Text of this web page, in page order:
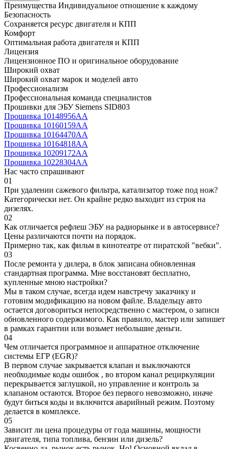
Преимущества Индивидуальное отношение к каждому
Безопасность
Сохраняется ресурс двигателя и КПП
Комфорт
Оптимальная работа двигателя и КПП
Лицензия
Лицензионное ПО и оригинальное оборудование
Широкий охват
Широкий охват марок и моделей авто
Профессионализм
Профессиональная команда специалистов
Прошивки для ЭБУ Siemens SID803
Прошивка 10148956AA
Прошивка 10160159AA
Прошивка 10164470AA
Прошивка 10164818AA
Прошивка 10209172AA
Прошивка 10228304AA
Нас часто спрашивают
01
При удалении сажевого фильтра, катализатор тоже под нож?
Категорически нет. Он крайне редко выходит из строя на
дизелях.
02
Как отличается рефлеш ЭБУ на радиорынке и в автосервисе?
Цены различаются почти на порядок.
Примерно так, как фильм в кинотеатре от пиратской "вебки".
03
После ремонта у дилера, в блок записана обновленная
стандартная программа. Мне восстановят бесплатно,
купленные мною настройки?
Мы в таком случае, всегда идем навстречу заказчику и
готовим модификацию на новом файле. Владельцу авто
остается договориться непосредственно с мастером, о записи
обновленного содержимого. Как правило, мастер или запишет
в рамках гарантии или возьмет небольшие деньги.
04
Чем отличается программное и аппаратное отключение
системы ЕГР (EGR)?
В первом случае закрывается клапан и выключаются
необходимые коды ошибок , во втором канал рециркуляции
перекрывается заглушкой, но управление и контроль за
клапаном остаются. Второе без первого невозможно, иначе
будут биться коды и включится аварийный режим. Поэтому
делается в комплексе.
05
Зависит ли цена процедуры от года машины, мощности
двигателя, типа топлива, бензин или дизель?